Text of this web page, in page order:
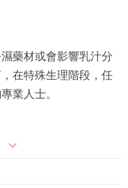
藥材或會影響乳汁分
在特殊生理階段，任
業人士。